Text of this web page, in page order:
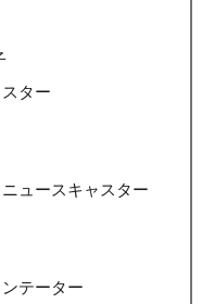
ター
ュースキャスター
テーター